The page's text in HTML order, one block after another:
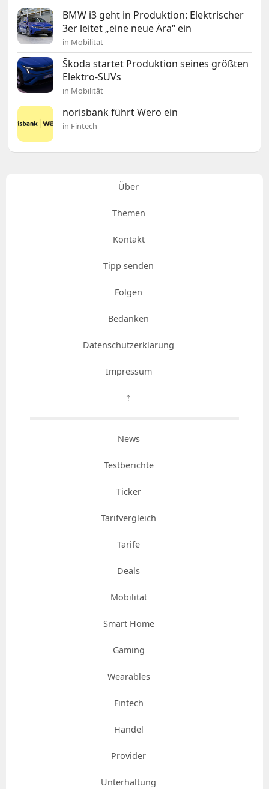
BMW i3 geht in Produktion: Elektrischer
3er leitet „eine neue Ära“ ein
in Mobilität
Škoda startet Produktion seines größten
Elektro-SUVs
in Mobilität
norisbank führt Wero ein
in Fintech
Über
Themen
Kontakt
Tipp senden
Folgen
Bedanken
Datenschutzerklärung
Impressum
⇡
News
Testberichte
Ticker
Tarifvergleich
Tarife
Deals
Mobilität
Smart Home
Gaming
Wearables
Fintech
Handel
Provider
Unterhaltung